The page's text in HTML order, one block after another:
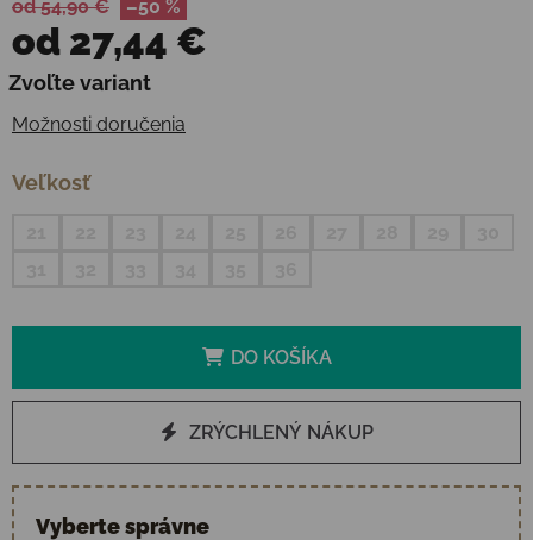
od 54,90 € –50 %
od 27,44 €
Jednotková cena:
Zvoľte variant
Možnosti doručenia
Veľkosť
DO KOŠÍKA
ZRÝCHLENÝ NÁKUP
Vyberte správne